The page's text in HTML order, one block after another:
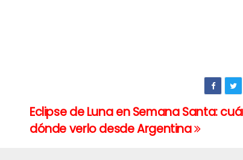
Eclipse de Luna en Semana Santa:
dónde verlo desde Argentina